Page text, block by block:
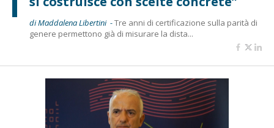
di Maddalena Libertini -Tre anni di certificazione sulla parità di
genere permettono già di misurare la dista...